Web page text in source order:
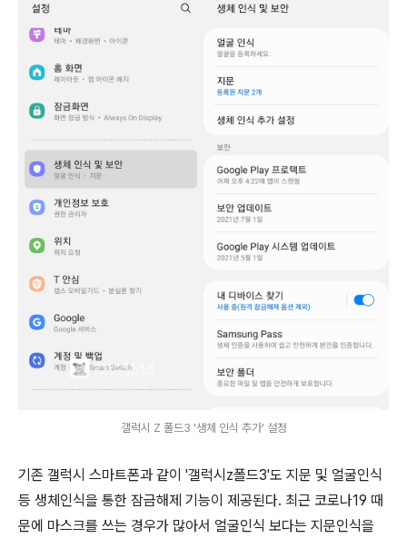
갤럭시 Z 폴드3 '생체 인식 추가' 설정
기존 갤럭시 스마트폰과 같이 '갤럭시z폴드3'도 지문 및 얼굴인식
등 생체인식을 통한 잠금해제 기능이 제공된다. 최근 코로나19 때
문에 마스크를 쓰는 경우가 많아서 얼굴인식 보다는 지문인식을